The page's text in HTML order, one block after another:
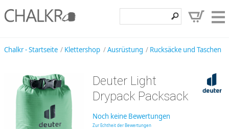
Klettershop
Entdecken
Chalkr - Startseite Klettershop Ausrüstung Rucksäcke und Taschen
Deuter Light
Drypack Packsack
Noch keine Bewertungen
Zur Echtheit der Bewertungen